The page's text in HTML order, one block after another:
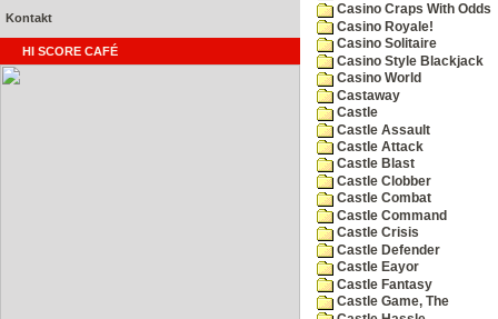
Kontakt
HI SCORE CAFÉ
Casino Craps With Odds
Casino Royale!
Casino Solitaire
Casino Style Blackjack
Casino World
Castaway
Castle
Castle Assault
Castle Attack
Castle Blast
Castle Clobber
Castle Combat
Castle Command
Castle Crisis
Castle Defender
Castle Eayor
Castle Fantasy
Castle Game, The